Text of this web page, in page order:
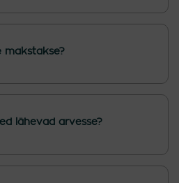
makstakse?
lähevad arvesse?